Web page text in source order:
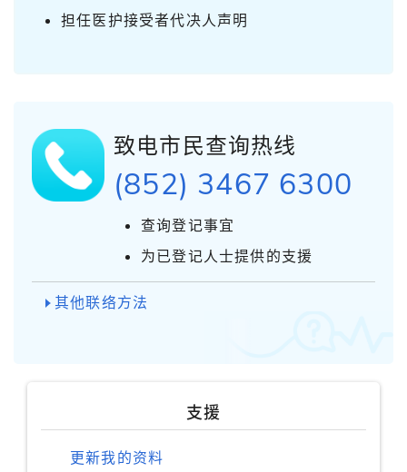
担任医护接受者代决人声明
致电市民查询热线
(852) 3467 6300
查询登记事宜
为已登记人士提供的支援
其他联络方法
支援
更新我的资料